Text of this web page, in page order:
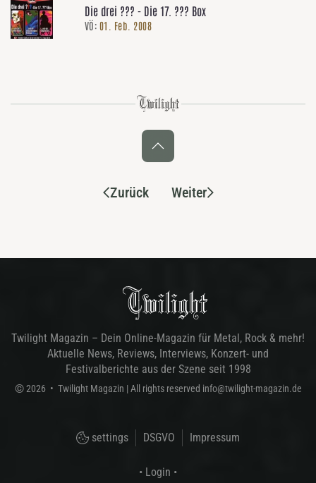
Die drei ??? - Die 17. ??? Box
VÖ: 01. Feb. 2008
Zurück Weiter
Twilight Magazin – Dein Online-Magazin für Metal, Rock & mehr!
Aktuelle News, Reviews, Interviews, Konzert- und
Festivalberichte aus der Szene seit 1998
© 2026 • Twilight Magazin | All rights reserved info@twilight-magazin.de
settings DSGVO Impressum
• Login •